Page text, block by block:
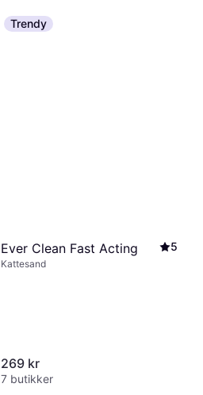
Trendy
Ever Clean Fast Acting 5
Kattesand
269 kr
7 butikker